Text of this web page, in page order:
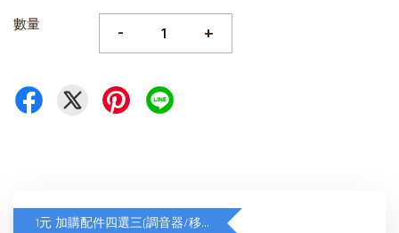
數量 - +
1元 加購配件四選三(調音器/移調夾/琴弦/琴布)